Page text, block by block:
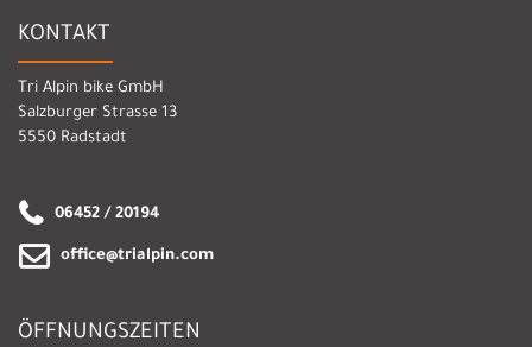
KONTAKT
Tri Alpin bike GmbH
Salzburger Strasse 13
5550 Radstadt
06452 / 20194
office@trialpin.com
ÖFFNUNGSZEITEN